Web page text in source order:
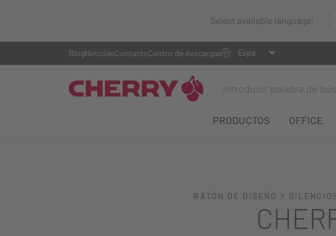
Select available language:
PRODUCTOS OFFICE
BlogNoticiasContactoCentro de descargas
RATÓN DE DISEÑO Y